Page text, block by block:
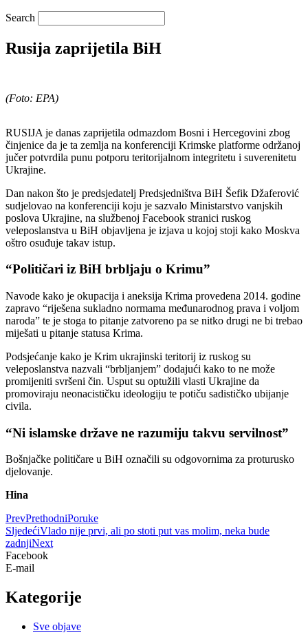
Search
Rusija zaprijetila BiH
(Foto: EPA)
RUSIJA je danas zaprijetila odmazdom Bosni i Hercegovini zbog
činjenice da je ta zemlja na konferenciji Krimske platforme održanoj
jučer potvrdila punu potporu teritorijalnom integritetu i suverenitetu
Ukrajine.
Dan nakon što je predsjedatelj Predsjedništva BiH Šefik Džaferović
sudjelovao na konferenciji koju je sazvalo Ministarstvo vanjskih
poslova Ukrajine, na službenoj Facebook stranici ruskog
veleposlanstva u BiH objavljena je izjava u kojoj stoji kako Moskva
oštro osuđuje takav istup.
“Političari iz BiH brbljaju o Krimu”
Navode kako je okupacija i aneksija Krima provedena 2014. godine
zapravo “riješena sukladno normama međunarodnog prava i voljom
naroda” te je stoga to pitanje zatvoreno pa se nitko drugi ne bi trebao
miješati u pitanje statusa Krima.
Podsjećanje kako je Krim ukrajinski teritorij iz ruskog su
veleposlanstva nazvali “brbljanjem” dodajući kako to ne može
promijeniti svršeni čin. Usput su optužili vlasti Ukrajine da
promoviraju neonacističku ideologiju te potiču sadističko ubijanje
civila.
“Ni islamske države ne razumiju takvu servilnost”
Bošnjačke političare u BiH označili su odgovornima za proturusko
djelovanje.
Hina
PrevPrethodniPoruke
SljedećiVlado nije prvi, ali po stoti put vas molim, neka bude
zadnjiNext
Facebook
E-mail
Kategorije
Sve objave